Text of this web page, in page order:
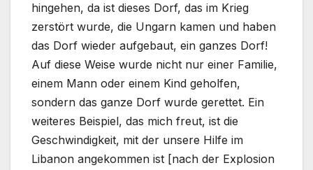
hingehen, da ist dieses Dorf, das im Krieg
zerstört wurde, die Ungarn kamen und haben
das Dorf wieder aufgebaut, ein ganzes Dorf!
Auf diese Weise wurde nicht nur einer Familie,
einem Mann oder einem Kind geholfen,
sondern das ganze Dorf wurde gerettet. Ein
weiteres Beispiel, das mich freut, ist die
Geschwindigkeit, mit der unsere Hilfe im
Libanon angekommen ist [nach der Explosion